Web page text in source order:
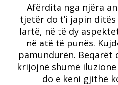
Afërdita nga njëra
tjetër do t’i japin
lartë, në të dy
në atë të punës.
pamundurën. Beqarët
krijojnë shumë
do e keni gjithë